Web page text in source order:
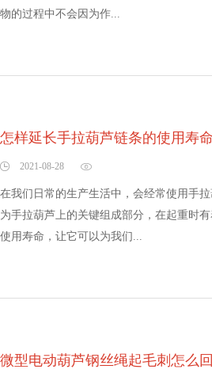
物的过程中不会因为作...
怎样延长手拉葫芦链条的使用寿命
2021-08-28
在我们日常的生产生活中，会经常使用手
为手拉葫芦上的关键组成部分，在起重时
使用寿命，让它可以为我们...
微型电动葫芦钢丝绳起毛刺怎么